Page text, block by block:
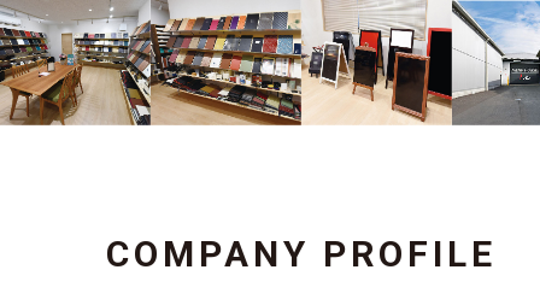
COMPANY PROFILE